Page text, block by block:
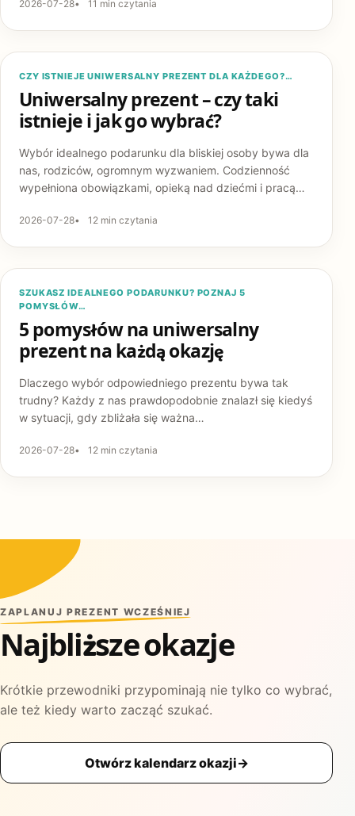
2026-07-28 11 min czytania
CZY ISTNIEJE UNIWERSALNY PREZENT DLA KAŻDEGO?…
Uniwersalny prezent – czy taki
istnieje i jak go wybrać?
Wybór idealnego podarunku dla bliskiej osoby bywa dla
nas, rodziców, ogromnym wyzwaniem. Codzienność
wypełniona obowiązkami, opieką nad dziećmi i pracą…
2026-07-28 12 min czytania
SZUKASZ IDEALNEGO PODARUNKU? POZNAJ 5
POMYSŁÓW…
5 pomysłów na uniwersalny
prezent na każdą okazję
Dlaczego wybór odpowiedniego prezentu bywa tak
trudny? Każdy z nas prawdopodobnie znalazł się kiedyś
w sytuacji, gdy zbliżała się ważna…
2026-07-28 12 min czytania
ZAPLANUJ PREZENT WCZEŚNIEJ
Najbliższe okazje
Krótkie przewodniki przypominają nie tylko co wybrać,
ale też kiedy warto zacząć szukać.
Otwórz kalendarz okazji→